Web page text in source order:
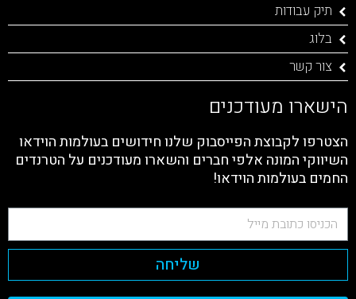
תיק עבודות
בלוג
צור קשר
הישארו מעודכנים
הצטרפו לקבוצת הפייסבוק שלנו חידושים בעולמות הוידאו
השיווקי המונה אלפי חברים והשארו מעודכנים על הטרנדים
החמים בעולמות הוידאו!
שליחה